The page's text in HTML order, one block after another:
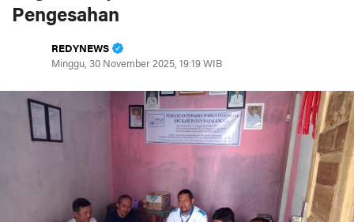
Pengesahan
REDYNEWS
Minggu, 30 November 2025, 19:19 WIB